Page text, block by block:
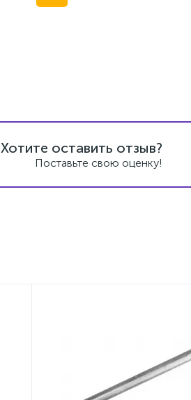
Хотите оставить отзыв?
Поставьте свою оценку!